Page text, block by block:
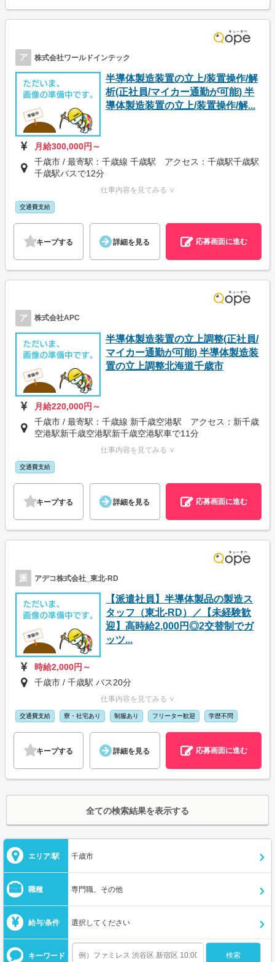
ア 株式会社ワールドインテック
半導体製造装置の立上/装置操作/解
析(正社員/マイカー通勤が可能) 半
導体製造装置の立上/装置操作/解...
月給300,000円～
千歳市 / 最寄駅：千歳線 千歳駅 アクセス：千歳駅千歳駅
千歳駅バスで12分
仕事内容を見てみる ∨
交通費支給
キープする 詳細を見る 応募画面に進む
ア 株式会社APC
半導体製造装置の立上調整(正社員/
マイカー通勤が可能) 半導体製造装
置の立上調整北海道千歳市
月給220,000円～
千歳市 / 最寄駅：千歳線 新千歳空港駅 アクセス：新千歳
空港駅新千歳空港駅新千歳空港駅車で11分
仕事内容を見てみる ∨
交通費支給
キープする 詳細を見る 応募画面に進む
派 アデコ株式会社_東北-RD
【派遣社員】半導体製品の製造ス
タッフ（東北-RD）／【未経験歓
迎】高時給2,000円◎2交替制でガ
ッツ...
時給2,000円～
千歳市 / 千歳駅 バス20分
仕事内容を見てみる ∨
交通費支給 寮・社宅あり 制服あり フリーター歓迎 学歴不問
キープする 詳細を見る 応募画面に進む
全ての検索結果を表示する
エリア/駅 千歳市
職種 専門職、その他
給与/条件 選択してください
キーワード